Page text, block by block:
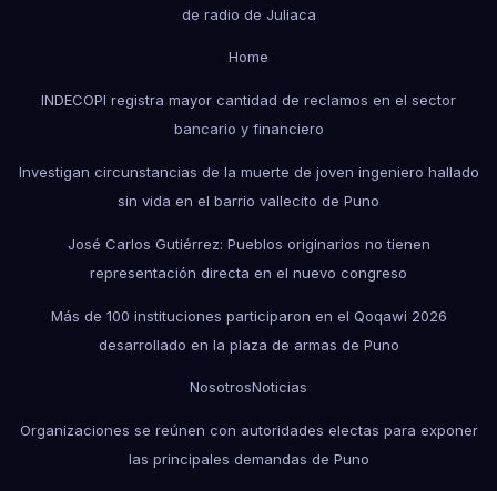
de radio de Juliaca
Home
INDECOPI registra mayor cantidad de reclamos en el sector
bancario y financiero
Investigan circunstancias de la muerte de joven ingeniero hallado
sin vida en el barrio vallecito de Puno
José Carlos Gutiérrez: Pueblos originarios no tienen
representación directa en el nuevo congreso
Más de 100 instituciones participaron en el Qoqawi 2026
desarrollado en la plaza de armas de Puno
NosotrosNoticias
Organizaciones se reúnen con autoridades electas para exponer
las principales demandas de Puno